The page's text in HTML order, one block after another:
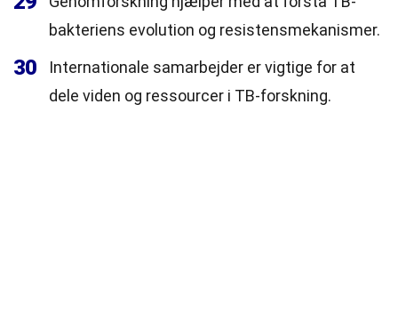
bakteriens evolution og resistensmekanismer.
30
Internationale samarbejder er vigtige for at
dele viden og ressourcer i TB-forskning.